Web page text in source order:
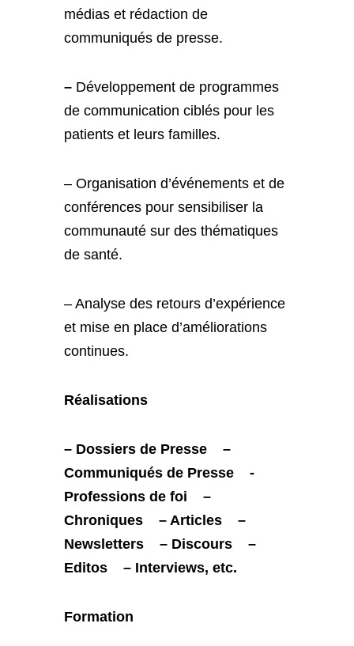
médias et rédaction de
communiqués de presse.
– Développement de programmes
de communication ciblés pour les
patients et leurs familles.
– Organisation d’événements et de
conférences pour sensibiliser la
communauté sur des thématiques
de santé.
– Analyse des retours d’expérience
et mise en place d’améliorations
continues.
Réalisations
– Dossiers de Presse –
Communiqués de Presse -
Professions de foi –
Chroniques – Articles –
Newsletters – Discours –
Editos – Interviews, etc.
Formation